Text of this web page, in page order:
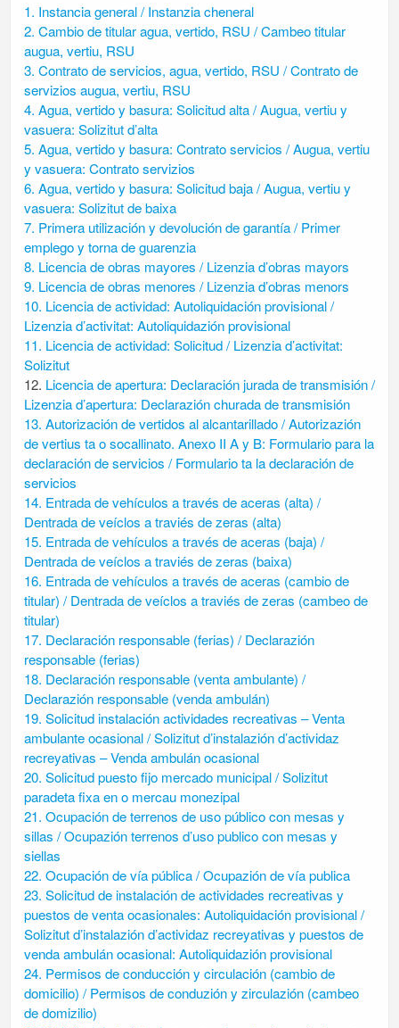
1. Instancia general / Instanzia cheneral
2. Cambio de titular agua, vertido, RSU / Cambeo titular
augua, vertiu, RSU
3. Contrato de servicios, agua, vertido, RSU / Contrato de
servizios augua, vertiu, RSU
4. Agua, vertido y basura: Solicitud alta / Augua, vertiu y
vasuera: Solizitut d’alta
5. Agua, vertido y basura: Contrato servicios / Augua, vertiu
y vasuera: Contrato servizios
6. Agua, vertido y basura: Solicitud baja / Augua, vertiu y
vasuera: Solizitut de baixa
7. Primera utilización y devolución de garantía / Primer
emplego y torna de guarenzia
8. Licencia de obras mayores / Lizenzia d’obras mayors
9. Licencia de obras menores / Lizenzia d’obras menors
10. Licencia de actividad: Autoliquidación provisional /
Lizenzia d’activitat: Autoliquidazión provisional
11. Licencia de actividad: Solicitud / Lizenzia d’activitat:
Solizitut
12. Licencia de apertura: Declaración jurada de transmisión /
Lizenzia d’apertura: Declarazión churada de transmisión
13. Autorización de vertidos al alcantarillado / Autorizazión
de vertius ta o socallinato. Anexo II A y B: Formulario para la
declaración de servicios / Formulario ta la declaración de
servicios
14. Entrada de vehículos a través de aceras (alta) /
Dentrada de veíclos a traviés de zeras (alta)
15. Entrada de vehículos a través de aceras (baja) /
Dentrada de veíclos a traviés de zeras (baixa)
16. Entrada de vehículos a través de aceras (cambio de
titular) / Dentrada de veíclos a traviés de zeras (cambeo de
titular)
17. Declaración responsable (ferias) / Declarazión
responsable (ferias)
18. Declaración responsable (venta ambulante) /
Declarazión responsable (venda ambulán)
19. Solicitud instalación actividades recreativas – Venta
ambulante ocasional / Solizitut d’instalazión d’actividaz
recreyativas – Venda ambulán ocasional
20. Solicitud puesto fijo mercado municipal / Solizitut
paradeta fixa en o mercau monezipal
21. Ocupación de terrenos de uso público con mesas y
sillas / Ocupazión terrenos d’uso publico con mesas y
siellas
22. Ocupación de vía pública / Ocupazión de vía publica
23. Solicitud de instalación de actividades recreativas y
puestos de venta ocasionales: Autoliquidación provisional /
Solizitut d’instalazión d’actividaz recreyativas y puestos de
venda ambulán ocasional: Autoliquidazión provisional
24. Permisos de conducción y circulación (cambio de
domicilio) / Permisos de conduzión y zirculazión (cambeo
de domizilio)